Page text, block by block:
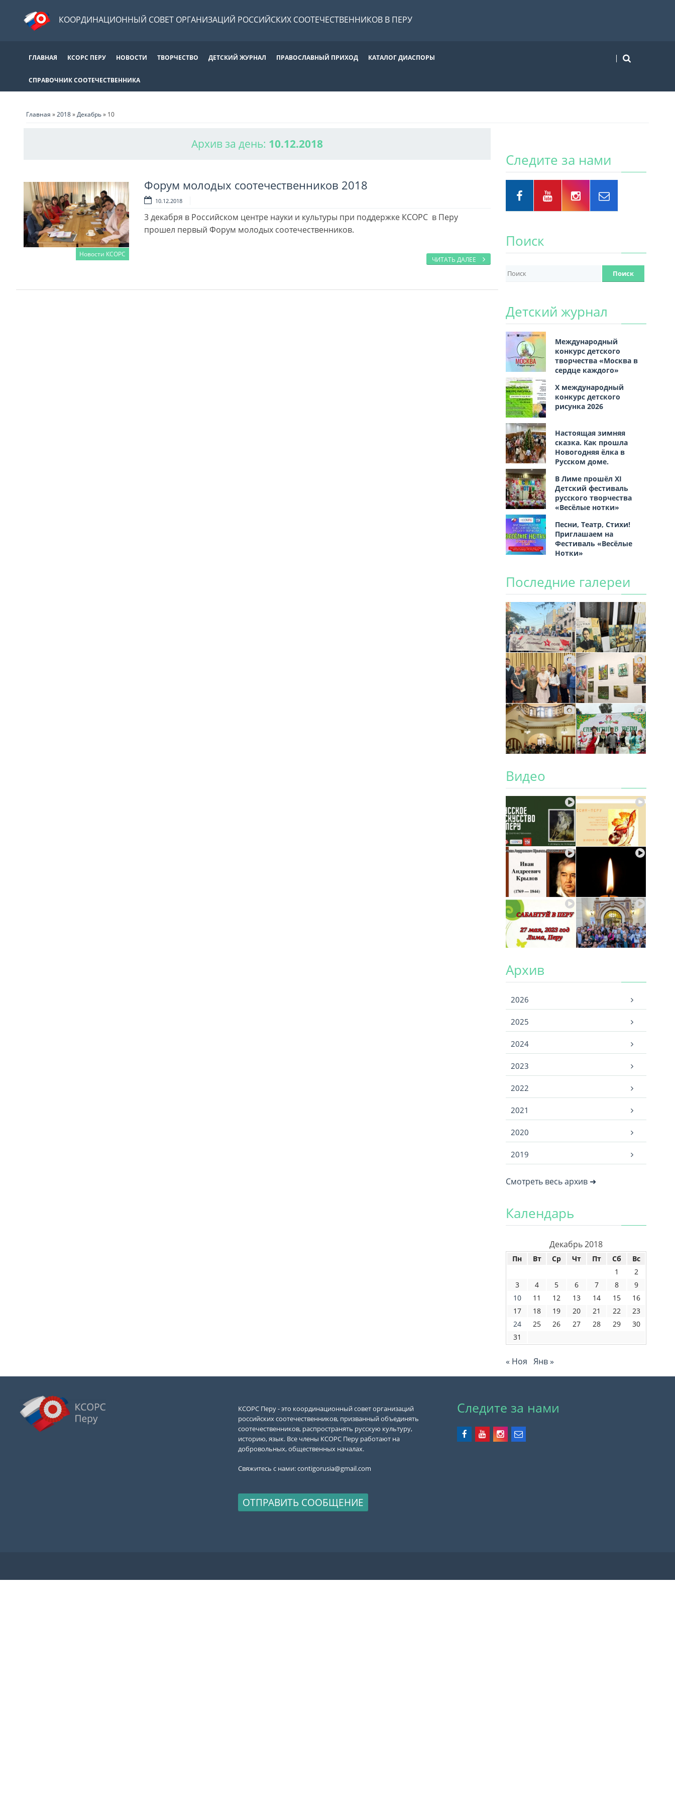
КООРДИНАЦИОННЫЙ СОВЕТ ОРГАНИЗАЦИЙ РОССИЙСКИХ СООТЕЧЕСТВЕННИКОВ В ПЕРУ
ГЛАВНАЯ КСОРС ПЕРУ НОВОСТИ ТВОРЧЕСТВО ДЕТСКИЙ ЖУРНАЛ ПРАВОСЛАВНЫЙ ПРИХОД КАТАЛОГ ДИАСПОРЫ
СПРАВОЧНИК СООТЕЧЕСТВЕННИКА
Главная »2018»Декабрь» 10
Архив за день: 10.12.2018
Новости КСОРС
Форум молодых соотечественников 2018
10.12.2018
3 декабря в Российском центре науки и культуры при поддержке КСОРС в Перу
прошел первый Форум молодых соотечественников.
ЧИТАТЬ ДАЛЕЕ
Следите за нами
Поиск
Детский журнал
Международный
конкурс детского
творчества «Москва в
сердце каждого»
Х международный
конкурс детского
рисунка 2026
Настоящая зимняя
сказка. Как прошла
Новогодняя ёлка в
Русском доме.
В Лиме прошёл XI
Детский фестиваль
русского творчества
«Весёлые нотки»
Песни, Театр, Стихи!
Приглашаем на
Фестиваль «Весёлые
Нотки»
Последние галереи
Видео
Архив
2026
2025
2024
2023
2022
2021
2020
2019
Смотреть весь архив ➜
Календарь
Декабрь 2018
Пн Вт Ср Чт Пт Сб
Вс
1
2
3
4 5 6 7 8
9
10
11 12 13 14 15
16
17
18 19 20 21 22
23
24
25 26 27 28 29
30
31
« Ноя Янв »
КСОРС Перу - это координационный совет организаций
российских соотечественников, призванный объединять
соотечественников, распространять русскую культуру,
историю, язык. Все члены КСОРС Перу работают на
добровольных, общественных началах.
Свяжитесь с нами:contigorusia@gmail.com
ОТПРАВИТЬ СООБЩЕНИЕ
Следите за нами